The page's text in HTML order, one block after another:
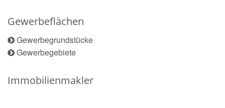
Gewerbeflächen
Gewerbegrundstücke
Gewerbegebiete
Immobilienmakler